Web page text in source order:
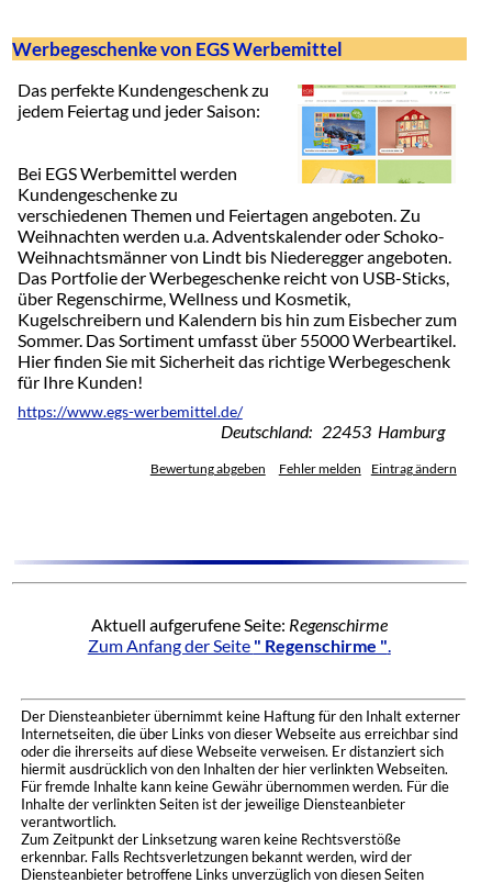
Werbegeschenke von EGS Werbemittel
Das perfekte Kundengeschenk zu
jedem Feiertag und jeder Saison:
Bei EGS Werbemittel werden
Kundengeschenke zu
verschiedenen Themen und Feiertagen angeboten. Zu
Weihnachten werden u.a. Adventskalender oder Schoko-
Weihnachtsmänner von Lindt bis Niederegger angeboten.
Das Portfolie der Werbegeschenke reicht von USB-Sticks,
über Regenschirme, Wellness und Kosmetik,
Kugelschreibern und Kalendern bis hin zum Eisbecher zum
Sommer. Das Sortiment umfasst über 55000 Werbeartikel.
Hier finden Sie mit Sicherheit das richtige Werbegeschenk
für Ihre Kunden!
https://www.egs-werbemittel.de/
Deutschland: 22453 Hamburg
Bewertung abgeben Fehler melden Eintrag ändern
Aktuell aufgerufene Seite: Regenschirme
Zum Anfang der Seite " Regenschirme ".
Der Diensteanbieter übernimmt keine Haftung für den Inhalt externer
Internetseiten, die über Links von dieser Webseite aus erreichbar sind
oder die ihrerseits auf diese Webseite verweisen. Er distanziert sich
hiermit ausdrücklich von den Inhalten der hier verlinkten Webseiten.
Für fremde Inhalte kann keine Gewähr übernommen werden. Für die
Inhalte der verlinkten Seiten ist der jeweilige Diensteanbieter
verantwortlich.
Zum Zeitpunkt der Linksetzung waren keine Rechtsverstöße
erkennbar. Falls Rechtsverletzungen bekannt werden, wird der
Diensteanbieter betroffene Links unverzüglich von diesen Seiten